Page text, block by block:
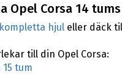
Opel Corsa 14
kompletta hjuleller däck
till din Opel Corsa:
15 tum